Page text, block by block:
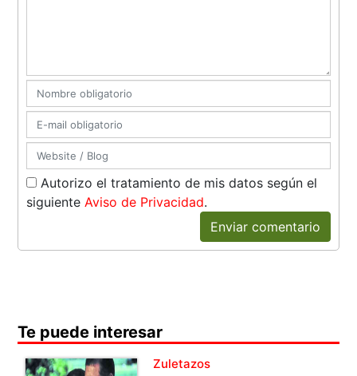
Autorizo el tratamiento de mis datos según el
siguienteAviso de Privacidad.
Enviar comentario
Te puede interesar
Zuletazos